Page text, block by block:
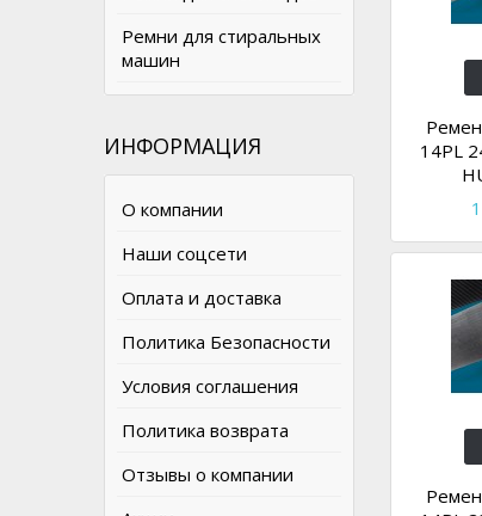
Ремни для стиральных
машин
ИНФОРМАЦИЯ
О компании
Наши соцсети
Оплата и доставка
Политика Безопасности
Условия соглашения
Политика возврата
Отзывы о компании
14PL